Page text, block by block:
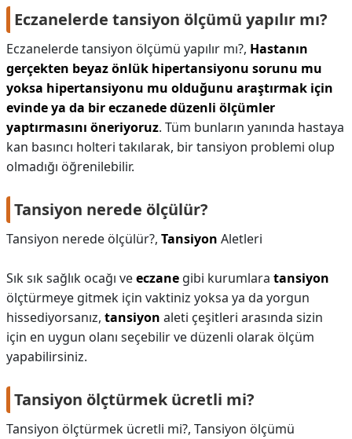
Eczanelerde tansiyon ölçümü yapılır mı?
Eczanelerde tansiyon ölçümü yapılır mı?, Hastanın
gerçekten beyaz önlük hipertansiyonu sorunu mu
yoksa hipertansiyonu mu olduğunu araştırmak için
evinde ya da bir eczanede düzenli ölçümler
yaptırmasını öneriyoruz. Tüm bunların yanında hastaya
kan basıncı holteri takılarak, bir tansiyon problemi olup
olmadığı öğrenilebilir.
Tansiyon nerede ölçülür?
Tansiyon nerede ölçülür?, Tansiyon Aletleri
Sık sık sağlık ocağı veeczane gibi kurumlara tansiyon
ölçtürmeye gitmek için vaktiniz yoksa ya da yorgun
hissediyorsanız, tansiyon aleti çeşitleri arasında sizin
için en uygun olanı seçebilir ve düzenli olarak ölçüm
yapabilirsiniz.
Tansiyon ölçtürmek ücretli mi?
Tansiyon ölçtürmek ücretli mi?, Tansiyon ölçümü